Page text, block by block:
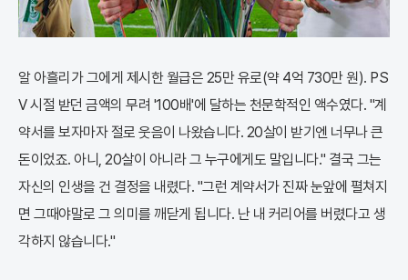
알 아흘리가 그에게 제시한 월급은 25만 유로(약 4억 730만 원). PS
V 시절 받던 금액의 무려 '100배'에 달하는 천문학적인 액수였다. "계
약서를 보자마자 절로 웃음이 나왔습니다. 20살이 받기엔 너무나 큰
돈이었죠. 아니, 20살이 아니라 그 누구에게도 말입니다." 결국 그는
자신의 인생을 건 결정을 내렸다. "그런 계약서가 진짜 눈앞에 펼쳐지
면 그때야말로 그 의미를 깨닫게 됩니다. 난 내 커리어를 버렸다고 생
각하지 않습니다."